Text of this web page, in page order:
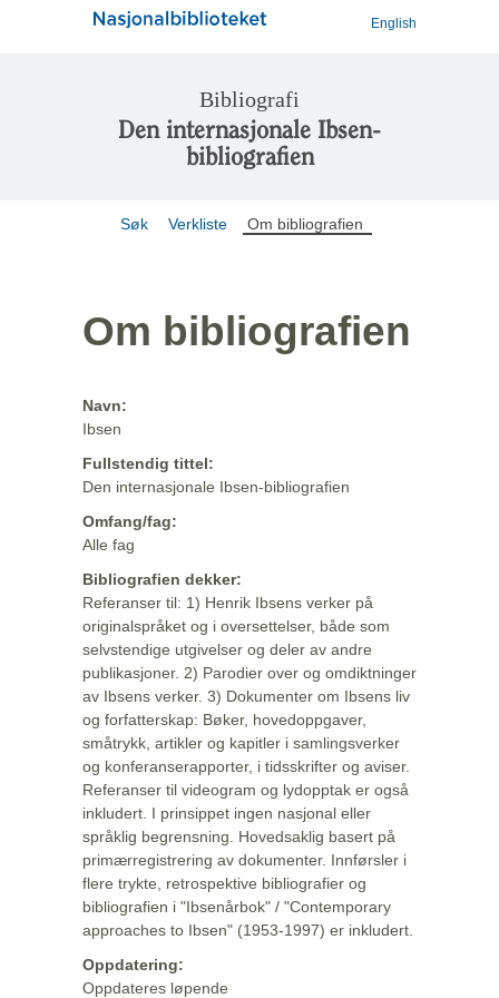
English
Bibliografi
Den internasjonale Ibsen-
bibliografien
Søk Verkliste Om bibliografien
Om bibliografien
Navn:
Ibsen
Fullstendig tittel:
Den internasjonale Ibsen-bibliografien
Omfang/fag:
Alle fag
Bibliografien dekker:
Referanser til: 1) Henrik Ibsens verker på
originalspråket og i oversettelser, både som
selvstendige utgivelser og deler av andre
publikasjoner. 2) Parodier over og omdiktninger
av Ibsens verker. 3) Dokumenter om Ibsens liv
og forfatterskap: Bøker, hovedoppgaver,
småtrykk, artikler og kapitler i samlingsverker
og konferanserapporter, i tidsskrifter og aviser.
Referanser til videogram og lydopptak er også
inkludert. I prinsippet ingen nasjonal eller
språklig begrensning. Hovedsaklig basert på
primærregistrering av dokumenter. Innførsler i
flere trykte, retrospektive bibliografier og
bibliografien i "Ibsenårbok" / "Contemporary
approaches to Ibsen" (1953-1997) er inkludert.
Oppdatering:
Oppdateres løpende